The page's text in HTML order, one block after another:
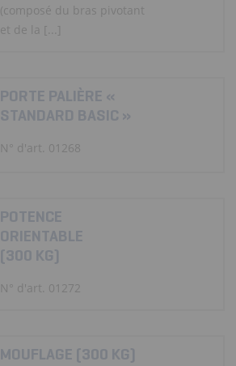
(composé du bras pivotant
et de la [...]
PORTE PALIÈRE «
STANDARD BASIC »
N° d'art. 01268
POTENCE
ORIENTABLE
(300 KG)
N° d'art. 01272
MOUFLAGE (300 KG)